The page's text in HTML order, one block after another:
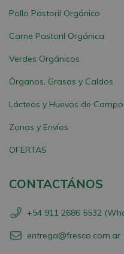
Pollo Pastoril Orgánico
Carne Pastoril Orgánica
Verdes Orgánicos
Órganos, Grasas y Caldos
Lácteos y Huevos de Campo
Zonas y Envíos
OFERTAS
CONTACTÁNOS
+54 911 2686 5532
entrega@fresco.com.ar